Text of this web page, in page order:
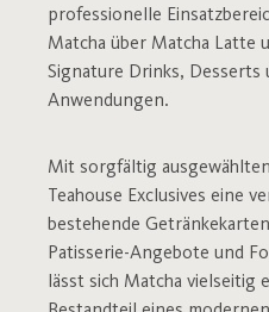
professionelle
Matcha über Matcha Latte
Signature Drinks, Desserts
Anwendungen.
Mit sorgfältig
Teahouse Exclusives eine
bestehende
Patisserie-Angebote und
lässt sich Matcha vielseitig